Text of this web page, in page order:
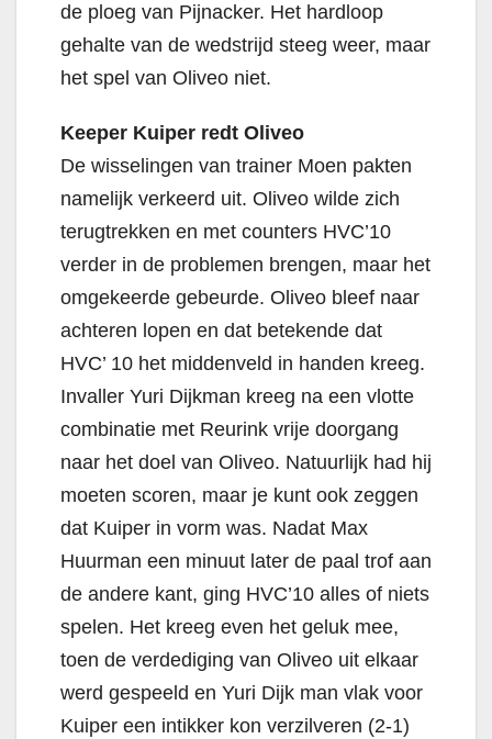
de ploeg van Pijnacker. Het hardloop
gehalte van de wedstrijd steeg weer, maar
het spel van Oliveo niet.
Keeper Kuiper redt Oliveo
De wisselingen van trainer Moen pakten
namelijk verkeerd uit. Oliveo wilde zich
terugtrekken en met counters HVC’10
verder in de problemen brengen, maar het
omgekeerde gebeurde. Oliveo bleef naar
achteren lopen en dat betekende dat
HVC’ 10 het middenveld in handen kreeg.
Invaller Yuri Dijkman kreeg na een vlotte
combinatie met Reurink vrije doorgang
naar het doel van Oliveo. Natuurlijk had hij
moeten scoren, maar je kunt ook zeggen
dat Kuiper in vorm was. Nadat Max
Huurman een minuut later de paal trof aan
de andere kant, ging HVC’10 alles of niets
spelen. Het kreeg even het geluk mee,
toen de verdediging van Oliveo uit elkaar
werd gespeeld en Yuri Dijk man vlak voor
Kuiper een intikker kon verzilveren (2-1)